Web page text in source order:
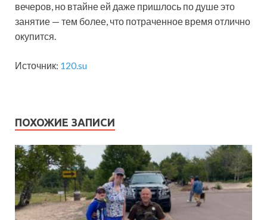
вечеров, но втайне ей даже пришлось по душе это
занятие — тем более, что потраченное время отлично
окупится.
Источник: 120.su
ПОХОЖИЕ ЗАПИСИ